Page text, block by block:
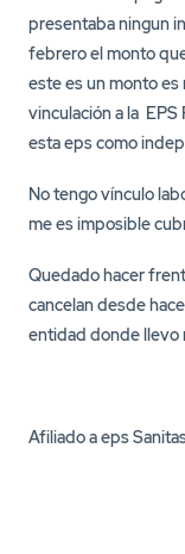
presentaba ningun
febrero el monto
este es un monto
vinculación a la
esta eps como
No tengo vínculo
me es imposible
Quedado hacer
cancelan desde
entidad donde llevo
Afiliado a eps